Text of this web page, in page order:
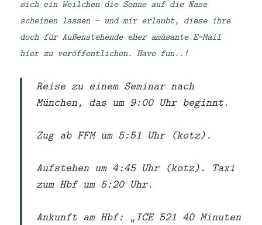
sich ein Weilchen die Sonne auf die Nase
scheinen lassen – und mir erlaubt, diese ihre
doch für Außenstehende eher amüsante E-Mail
hier zu veröffentlichen. Have fun..!
Reise zu einem Seminar nach
München, das um 9:00 Uhr beginnt.
Zug ab FFM um 5:51 Uhr (kotz).
Aufstehen um 4:45 Uhr (kotz). Taxi
zum Hbf um 5:20 Uhr.
Ankunft am Hbf: „ICE 521 40 Minuten